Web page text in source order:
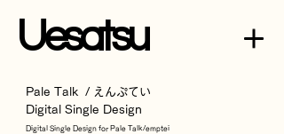
Uesatsu
Pale Talk / えんぷてい
Digital Single Design
Digital Single Design for Pale Talk/emptei